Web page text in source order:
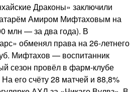
Драконы» заключили
Амиром Мифтаховым на
млн — за два года). В
обменял права на 26-летнего
Мифтахов — воспитанник
сезон провёл в фарм-клубе
его счёту 28 матчей и 88,8%